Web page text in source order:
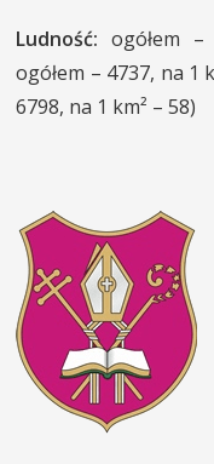
POLICJA
INNE SŁUŻBY
Ludność: ogółem
ogółem – 4737, na 1
6798, na 1 km² – 58)